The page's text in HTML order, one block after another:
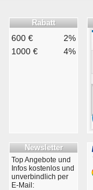
Rabatt
600 €
2%
1000 €
4%
Newsletter
Top Angebote und
Infos kostenlos und
unverbindlich per
E-Mail: